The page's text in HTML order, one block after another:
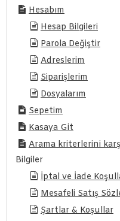
Hesabım
Hesap Bilgileri
Parola Değiştir
Adreslerim
Siparişlerim
Dosyalarım
Sepetim
Kasaya Git
Arama kriterlerini
Bilgiler
İptal ve İade
Mesafeli Satış
Şartlar & Koşullar